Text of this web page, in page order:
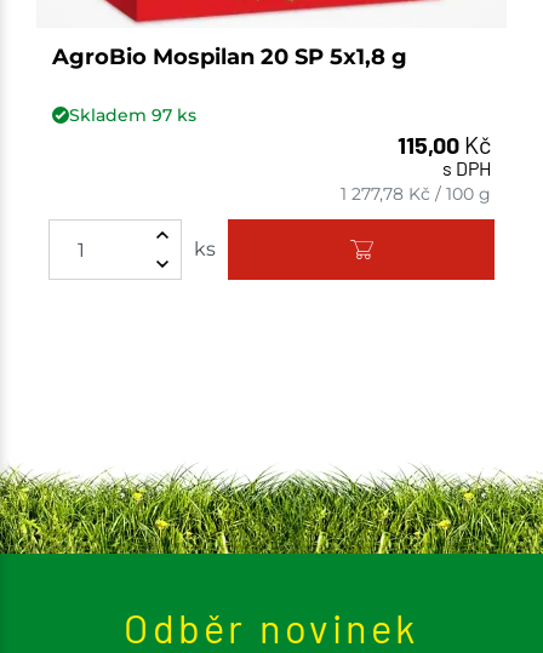
AgroBio Mospilan 20 SP 5x1,8 g
Skladem 97ks
115,00 Kč
s DPH
1 277,78 Kč /100 g
ks Množství
Odběr novinek